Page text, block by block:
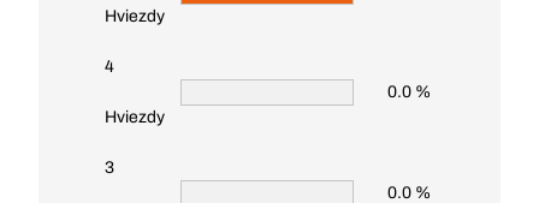
Hviezdy
4
Hviezdy
0.0 %
3
0.0 %